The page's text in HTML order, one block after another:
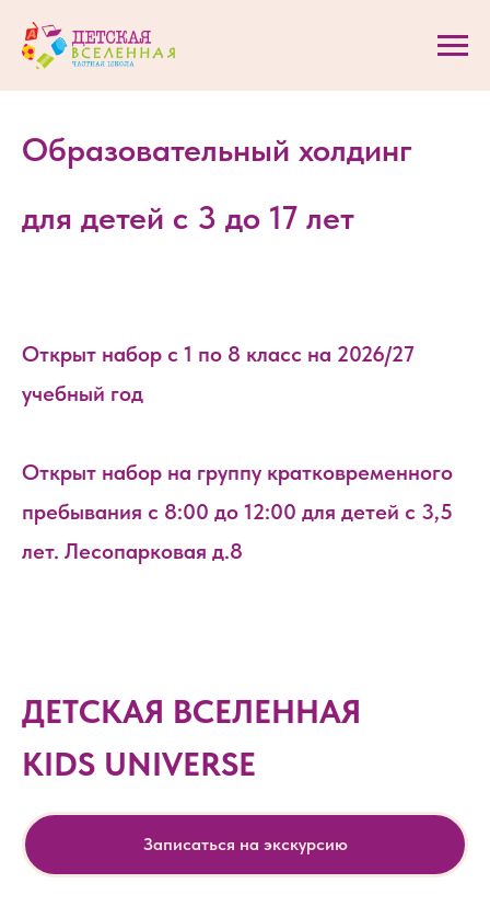
Образовательный холдинг
для детей с 3 до 17 лет
Открыт набор с 1 по 8 класс на 2026/27
учебный год
Открыт набор на группу кратковременного
пребывания с 8:00 до 12:00 для детей с 3,5
лет. Лесопарковая д.8
ДЕТСКАЯ ВСЕЛЕННАЯ
KIDS UNIVERSE
Записаться на экскурсию